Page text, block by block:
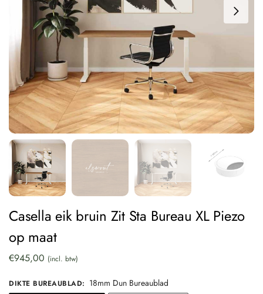
Casella eik bruin Zit Sta Bureau XL Piezo
op maat
€945,00 (incl. btw)
DIKTE BUREAUBLAD: 18mm Dun Bureaublad